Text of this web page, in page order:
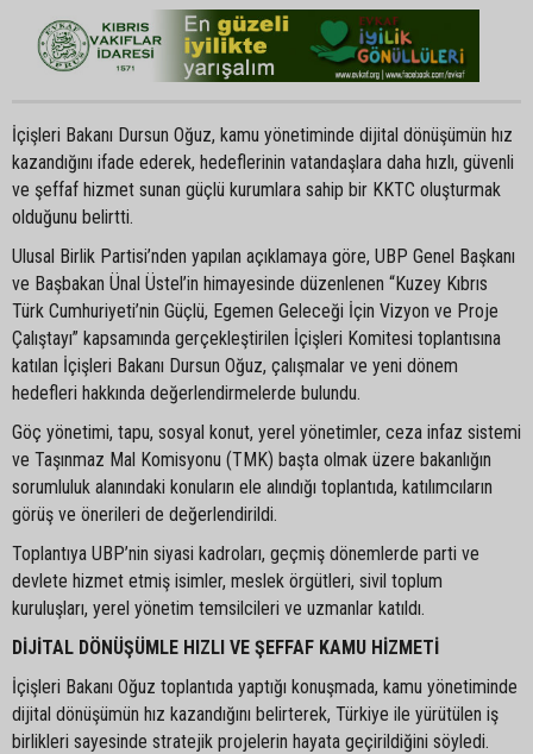
İçişleri Bakanı Dursun Oğuz, kamu yönetiminde dijital dönüşümün hız
kazandığını ifade ederek, hedeflerinin vatandaşlara daha hızlı, güvenli
ve şeffaf hizmet sunan güçlü kurumlara sahip bir KKTC oluşturmak
olduğunu belirtti.
Ulusal Birlik Partisi’nden yapılan açıklamaya göre, UBP Genel Başkanı
ve Başbakan Ünal Üstel’in himayesinde düzenlenen “Kuzey Kıbrıs
Türk Cumhuriyeti’nin Güçlü, Egemen Geleceği İçin Vizyon ve Proje
Çalıştayı” kapsamında gerçekleştirilen İçişleri Komitesi toplantısına
katılan İçişleri Bakanı Dursun Oğuz, çalışmalar ve yeni dönem
hedefleri hakkında değerlendirmelerde bulundu.
Göç yönetimi, tapu, sosyal konut, yerel yönetimler, ceza infaz sistemi
ve Taşınmaz Mal Komisyonu (TMK) başta olmak üzere bakanlığın
sorumluluk alanındaki konuların ele alındığı toplantıda, katılımcıların
görüş ve önerileri de değerlendirildi.
Toplantıya UBP’nin siyasi kadroları, geçmiş dönemlerde parti ve
devlete hizmet etmiş isimler, meslek örgütleri, sivil toplum
kuruluşları, yerel yönetim temsilcileri ve uzmanlar katıldı.
DİJİTAL DÖNÜŞÜMLE HIZLI VE ŞEFFAF KAMU HİZMETİ
İçişleri Bakanı Oğuz toplantıda yaptığı konuşmada, kamu yönetiminde
dijital dönüşümün hız kazandığını belirterek, Türkiye ile yürütülen iş
birlikleri sayesinde stratejik projelerin hayata geçirildiğini söyledi.